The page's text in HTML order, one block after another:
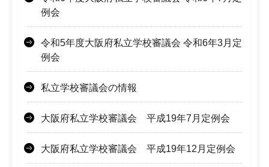
例会
令和5年度大阪府私立学校審議会 令和6年3月定
例会
私立学校審議会の情報
大阪府私立学校審議会 平成19年7月定例会
大阪府私立学校審議会 平成19年12月定例会